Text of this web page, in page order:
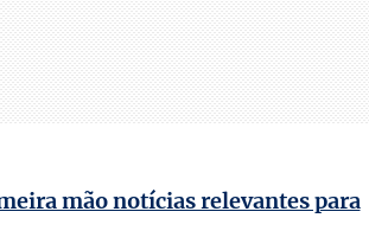
mão notícias relevantes para